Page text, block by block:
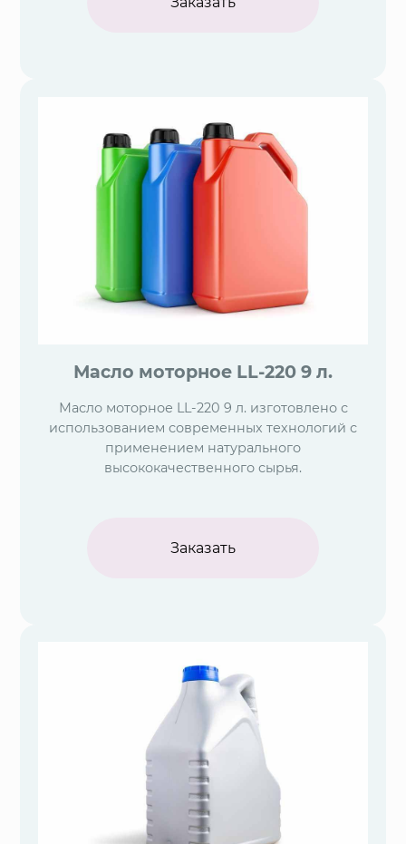
Масло моторное LL-220 9 л.
Масло моторное LL-220 9 л. изготовлено с
использованием современных технологий с
применением натурального
высококачественного сырья.
Заказать